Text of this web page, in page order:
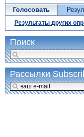
Голосовать
Результаты других
Поиск
Рассылки